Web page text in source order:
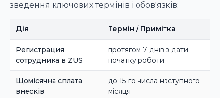
зведення ключових термінів і обов'язків:
Дія Термін / Примітка
Регистрация
сотрудника в ZUS
протягом 7 днів з дати
початку роботи
Щомісячна сплата
внесків
до 15-го числа наступного
місяця